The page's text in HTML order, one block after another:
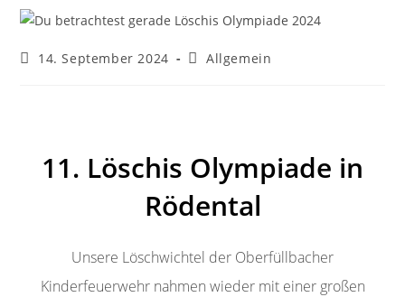
14. September 2024 Allgemein
11. Löschis Olympiade in
Rödental
Unsere Löschwichtel der Oberfüllbacher
Kinderfeuerwehr nahmen wieder mit einer großen